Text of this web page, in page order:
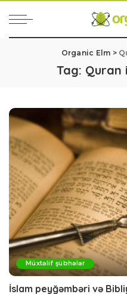
Organic Elm >
Tag: Quran
Müxtəlif şübhələr
İslam peyğəmbəri və